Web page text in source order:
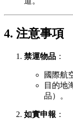
4. 注意事項
禁運物品 ：
國際航
目的地
品）。
如實申報 ：